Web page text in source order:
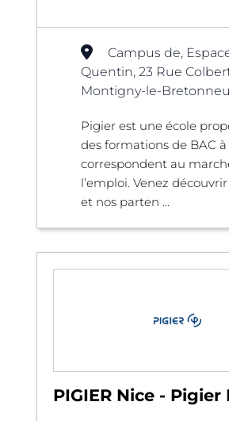
Campus de,
Quentin, 23 Rue
Montigny-le-
Pigier est une école
des formations de BAC à
correspondent au
l’emploi. Venez
et nos parten ...
PIGIER Nice - Pigier